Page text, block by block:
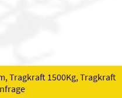
Tragkraft 1500Kg, Tragkraft